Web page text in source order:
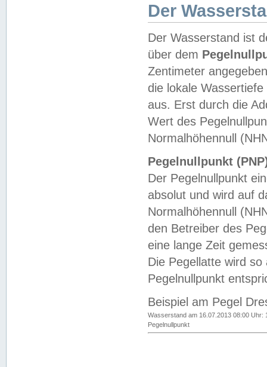
Der
Der Wasserstand ist
über dem
Zentimeter
die lokale
aus. Erst durch die
Wert des
Normalhöhennull
Pegelnullpunkt
Der Pegelnullpunkt
absolut und wird auf
Normalhöhennull
den Betreiber des
eine lange Zeit
Die Pegellatte wird
Pegelnullpunkt
Beispiel am Pegel
Wasserstand am 16.07.2013 08:00 Uhr:
Pegelnullpunkt